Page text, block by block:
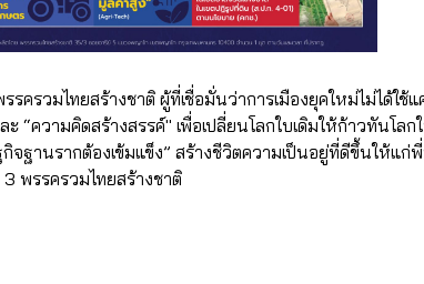
รวมไทยสร้างชาติ ผู้ที่เชื่อมั่นว่าการเมืองยุคใหม่ไม่ได้ใช้แ
“ความคิดสร้างสรรค์" เพื่อเปลี่ยนโลกใบเดิมให้ก้าวทันโล
จฐานรากต้องเข้มแข็ง” สร้างชีวิตความเป็นอยู่ที่ดีขึ้นให้แก่
พรรครวมไทยสร้างชาติ